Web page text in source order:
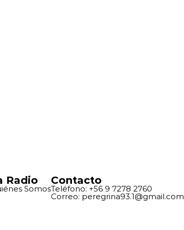
Radio
Somos
Contacto
Teléfono: +56 9 7278 2760
Correo: peregrina93.1@gmail.com